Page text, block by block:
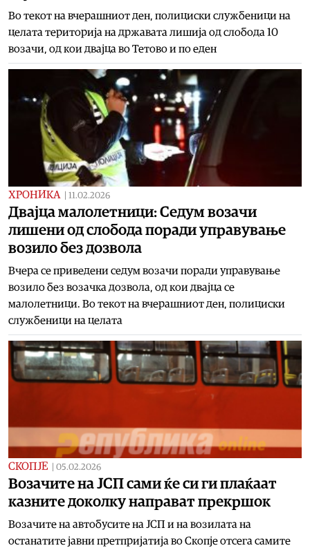
Во текот на вчерашниот ден, полициски службеници на
целата територија на државата лишија од слобода 10
возачи, од кои двајца во Тетово и по еден
ХРОНИКА 11.02.2026
Двајца малолетници: Седум возачи
лишени од слобода поради управување
возило без дозвола
Вчера се приведени седум возачи поради управување
возило без возачка дозвола, од кои двајца се
малолетници. Во текот на вчерашниот ден, полициски
службеници на целата
СКОПЈЕ 05.02.2026
Возачите на ЈСП сами ќе си ги плаќаат
казните доколку направат прекршок
Возачите на автобусите на ЈСП и на возилата на
останатите јавни претпријатија во Скопје отсега самите